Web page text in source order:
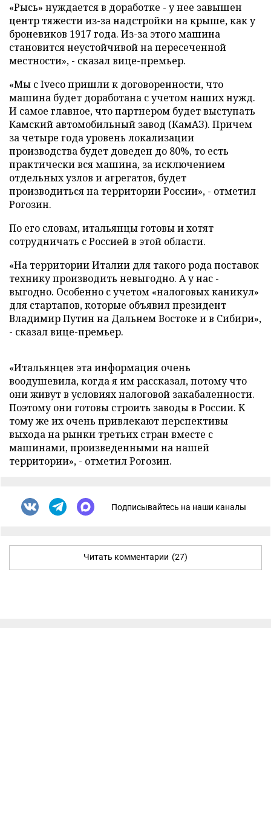
«Рысь» нуждается в доработке - у нее завышен
центр тяжести из-за надстройки на крыше, как у
броневиков 1917 года. Из-за этого машина
становится неустойчивой на пересеченной
местности», - сказал вице-премьер.
«Мы с Iveco пришли к договоренности, что
машина будет доработана с учетом наших нужд.
И самое главное, что партнером будет выступать
Камский автомобильный завод (КамАЗ). Причем
за четыре года уровень локализации
производства будет доведен до 80%, то есть
практически вся машина, за исключением
отдельных узлов и агрегатов, будет
производиться на территории России», - отметил
Рогозин.
По его словам, итальянцы готовы и хотят
сотрудничать с Россией в этой области.
«На территории Италии для такого рода поставок
технику производить невыгодно. А у нас -
выгодно. Особенно с учетом «налоговых каникул»
для стартапов, которые объявил президент
Владимир Путин на Дальнем Востоке и в Сибири»,
- сказал вице-премьер.
«Итальянцев эта информация очень
воодушевила, когда я им рассказал, потому что
они живут в условиях налоговой закабаленности.
Поэтому они готовы строить заводы в России. К
тому же их очень привлекают перспективы
выхода на рынки третьих стран вместе с
машинами, произведенными на нашей
территории», - отметил Рогозин.
Подписывайтесь на наши каналы
Читать комментарии (27)